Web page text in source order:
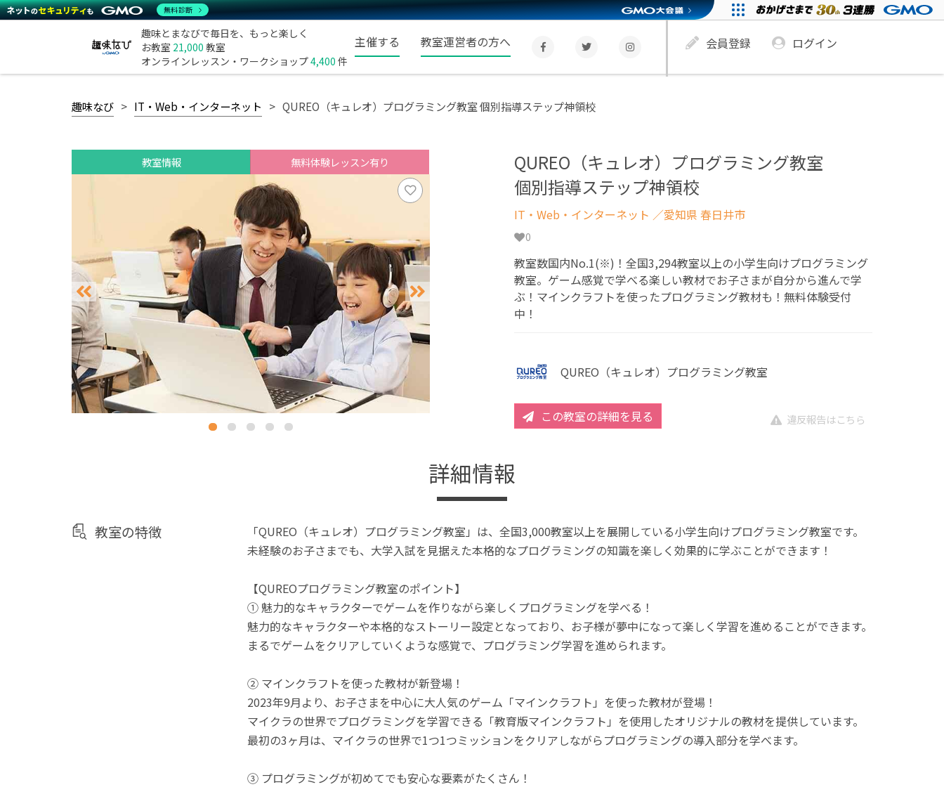
趣味とまなびで毎日を、もっと楽しく
お教室 21,000 教室
オンラインレッスン・ワークショップ4,400 件
主催する 教室運営者の方へ 会員登録 ログイン
趣味なび IT・Web・インターネット QUREO（キュレオ）プログラミング教室 個別指導ステップ神領校
教室情報 無料体験レッスン有り
QUREO（キュレオ）プログラミング教室
個別指導ステップ神領校
IT・Web・インターネット ／愛知県 春日井市
0
教室数国内No.1(※)！全国3,294教室以上の小学生向けプログラミング
教室。ゲーム感覚で学べる楽しい教材でお子さまが自分から進んで学
ぶ！マインクラフトを使ったプログラミング教材も！無料体験受付
中！
QUREO（キュレオ）プログラミング教室
この教室の詳細を見る 違反報告はこちら
詳細情報
教室の特徴
「QUREO（キュレオ）プログラミング教室」は、全国3,000教室以上を展開している小学生向けプログラミング教室です。
未経験のお子さまでも、大学入試を見据えた本格的なプログラミングの知識を楽しく効果的に学ぶことができます！
【QUREOプログラミング教室のポイント】
① 魅力的なキャラクターでゲームを作りながら楽しくプログラミングを学べる！
魅力的なキャラクターや本格的なストーリー設定となっており、お子様が夢中になって楽しく学習を進めることができます。
まるでゲームをクリアしていくような感覚で、プログラミング学習を進められます。
② マインクラフトを使った教材が新登場！
2023年9月より、お子さまを中心に大人気のゲーム「マインクラフト」を使った教材が登場！
マイクラの世界でプログラミングを学習できる「教育版マインクラフト」を使用したオリジナルの教材を提供しています。
最初の3ヶ月は、マイクラの世界で1つ1つミッションをクリアしながらプログラミングの導入部分を学べます。
③ プログラミングが初めてでも安心な要素がたくさん！
無料診断